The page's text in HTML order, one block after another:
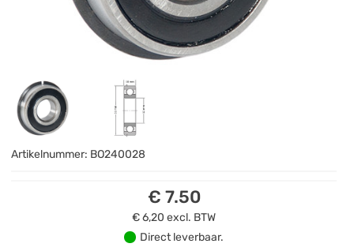
Artikelnummer: BO240028
€ 7.50
€ 6,20 excl. BTW
Direct leverbaar.